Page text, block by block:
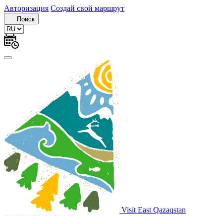
Авторизация Создай свой маршрут
Поиск
Visit East Qazaqstan